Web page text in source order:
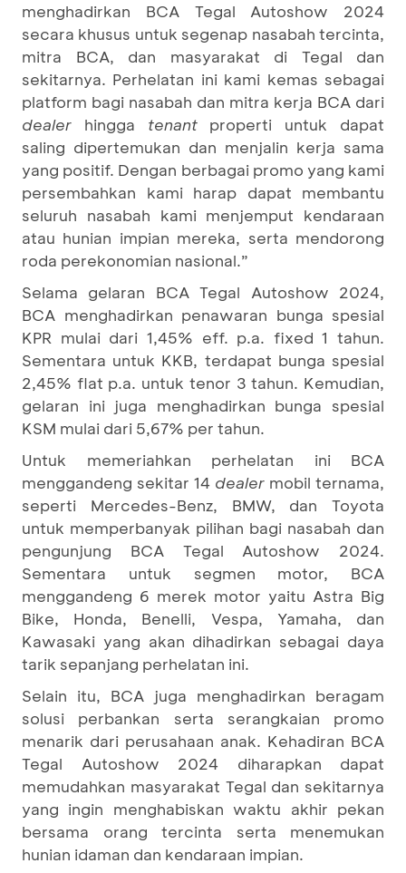
menghadirkan BCA Tegal Autoshow 2024
secara khusus untuk segenap nasabah tercinta,
mitra BCA, dan masyarakat di Tegal dan
sekitarnya. Perhelatan ini kami kemas sebagai
platform bagi nasabah dan mitra kerja BCA dari
dealer hingga tenant properti untuk dapat
saling dipertemukan dan menjalin kerja sama
yang positif. Dengan berbagai promo yang kami
persembahkan kami harap dapat membantu
seluruh nasabah kami menjemput kendaraan
atau hunian impian mereka, serta mendorong
roda perekonomian nasional.”
Selama gelaran BCA Tegal Autoshow 2024,
BCA menghadirkan penawaran bunga spesial
KPR mulai dari 1,45% eff. p.a. fixed 1 tahun.
Sementara untuk KKB, terdapat bunga spesial
2,45% flat p.a. untuk tenor 3 tahun. Kemudian,
gelaran ini juga menghadirkan bunga spesial
KSM mulai dari 5,67% per tahun.
Untuk memeriahkan perhelatan ini BCA
menggandeng sekitar 14 dealer mobil ternama,
seperti Mercedes-Benz, BMW, dan Toyota
untuk memperbanyak pilihan bagi nasabah dan
pengunjung BCA Tegal Autoshow 2024.
Sementara untuk segmen motor, BCA
menggandeng 6 merek motor yaitu Astra Big
Bike, Honda, Benelli, Vespa, Yamaha, dan
Kawasaki yang akan dihadirkan sebagai daya
tarik sepanjang perhelatan ini.
Selain itu, BCA juga menghadirkan beragam
solusi perbankan serta serangkaian promo
menarik dari perusahaan anak. Kehadiran BCA
Tegal Autoshow 2024 diharapkan dapat
memudahkan masyarakat Tegal dan sekitarnya
yang ingin menghabiskan waktu akhir pekan
bersama orang tercinta serta menemukan
hunian idaman dan kendaraan impian.